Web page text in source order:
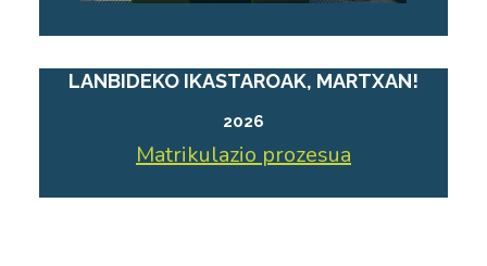
LANBIDEKO IKASTAROAK, MARTXAN!
2026
Matrikulazio prozesua